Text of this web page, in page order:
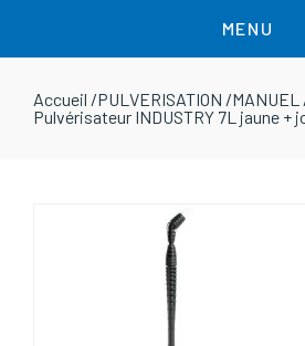
MENU
Accueil /PULVERISATION /MANUEL
Pulvérisateur INDUSTRY 7L jaune +